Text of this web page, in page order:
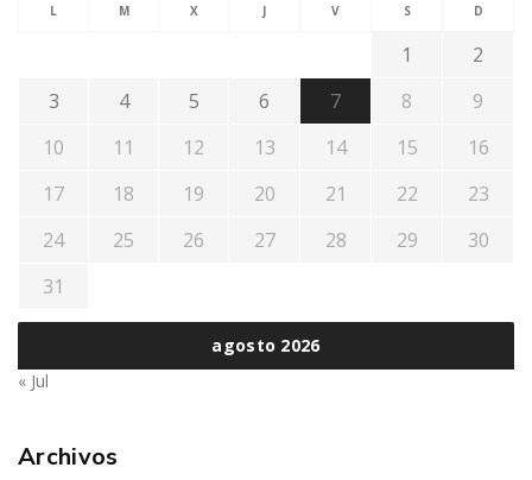
agosto 2026
L M X J V S D
1
2
3
4 5 6 7 8
9
10
11 12 13 14 15
16
17
18 19 20 21 22
23
24
25 26 27 28 29
30
31
« Jul
Archivos